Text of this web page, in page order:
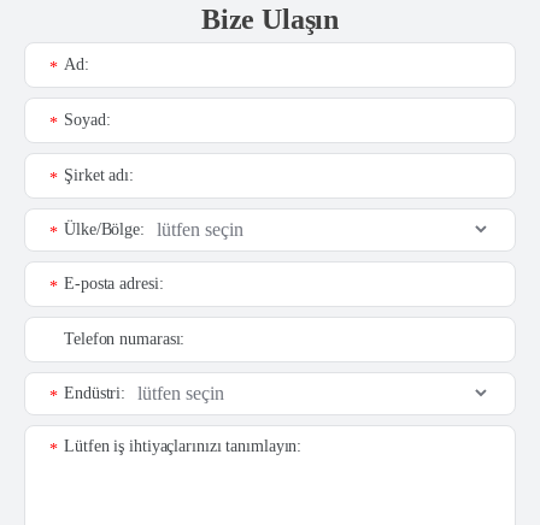
Bize Ulaşın
Ad:
*
Soyad:
*
Şirket adı:
*
Ülke/Bölge:
*
E-posta adresi:
*
Telefon numarası:
Endüstri:
*
Lütfen iş ihtiyaçlarınızı tanımlayın:
*